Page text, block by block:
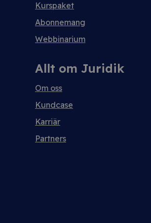
Kurspaket
Abonnemang
Webbinarium
Allt om Juridik
Om oss
Kundcase
Karriär
Partners